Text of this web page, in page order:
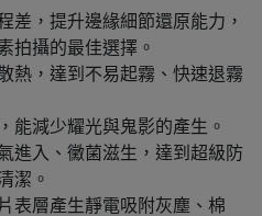
差，提升邊緣細節還原能力，
拍攝的最佳選擇。
熱，達到不易起霧、快速退霧
能減少耀光與鬼影的產生。
進入、黴菌滋生，達到超級防
潔。
表層產生靜電吸附灰塵、棉